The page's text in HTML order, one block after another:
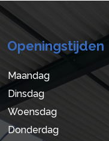
Openingstijden
Maandag
Dinsdag
Woensdag
Donderdag